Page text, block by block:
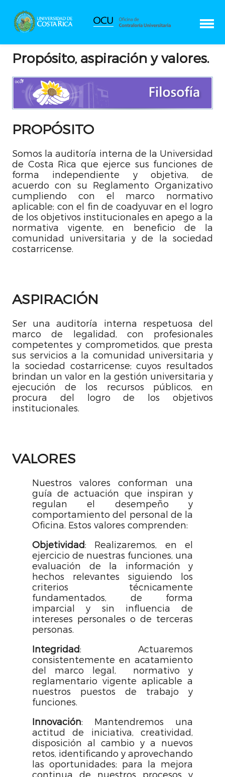
Propósito, aspiración y valores.
PROPÓSITO
Somos la auditoría interna de la Universidad
de Costa Rica que ejerce sus funciones de
forma independiente y objetiva, de
acuerdo con su Reglamento Organizativo
cumpliendo con el marco normativo
aplicable; con el fin de coadyuvar en el logro
de los objetivos institucionales en apego a la
normativa vigente, en beneficio de la
comunidad universitaria y de la sociedad
costarricense.
ASPIRACIÓN
Ser una auditoría interna respetuosa del
marco de legalidad, con profesionales
competentes y comprometidos, que presta
sus servicios a la comunidad universitaria y
la sociedad costarricense; cuyos resultados
brindan un valor en la gestión universitaria y
ejecución de los recursos públicos, en
procura del logro de los objetivos
institucionales.
VALORES
Nuestros valores conforman una
guía de actuación que inspiran y
regulan el desempeño y
comportamiento del personal de la
Oficina. Estos valores comprenden:
Objetividad: Realizaremos, en el
ejercicio de nuestras funciones, una
evaluación de la información y
hechos relevantes siguiendo los
criterios técnicamente
fundamentados, de forma
imparcial y sin influencia de
intereses personales o de terceras
personas.
Integridad: Actuaremos
consistentemente en acatamiento
del marco legal, normativo y
reglamentario vigente aplicable a
nuestros puestos de trabajo y
funciones.
Innovación: Mantendremos una
actitud de iniciativa, creatividad,
disposición al cambio y a nuevos
retos, identificando y aprovechando
las oportunidades; para la mejora
continua de nuestros procesos y